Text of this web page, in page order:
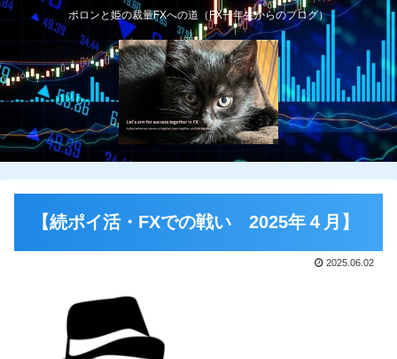
ポロンと姫の裁量FXへの道（FX一年生からのブログ）
【続ポイ活・FXでの戦い 2025年４月】
2025.06.02